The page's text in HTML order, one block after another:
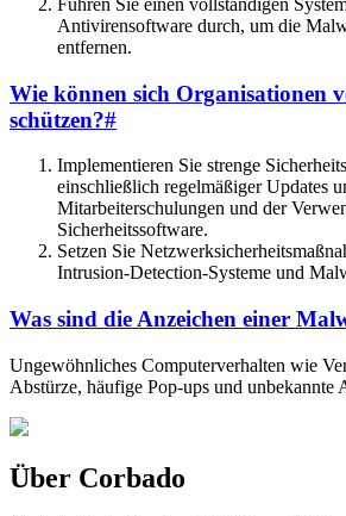
Antivirensoftware durch, um die
entfernen.
Wie können sich Organisationen
schützen?#
Implementieren Sie strenge
einschließlich regelmäßiger Updates
Mitarbeiterschulungen und der
Sicherheitssoftware.
Setzen Sie
Intrusion-Detection-Systeme und
Was sind die Anzeichen einer
Ungewöhnliches Computerverhalten wie
Abstürze, häufige Pop-ups und unbekannte
Über Corbado